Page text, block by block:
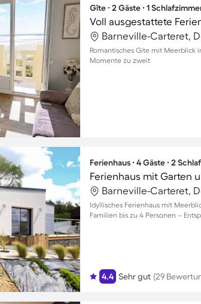
Gîte ∙ 2 Gäste ∙ 1
Romantisches Gite mit Meerblick
Momente zu zweit
Ferienhaus ∙ 4 Gäste ∙ 2
Ferienhaus mit Garten
Idyllisches Ferienhaus mit
Familien bis zu 4 Personen –
4.4 Sehr gut (29